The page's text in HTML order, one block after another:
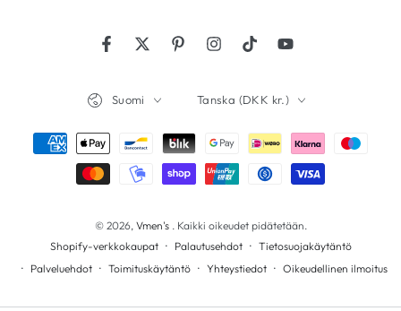
FacebookTwitterPinterestInstagramTikTokYouTube
© 2026, Vmen's . Kaikki oikeudet pidätetään.
Shopify-verkkokaupat
Palautusehdot
Tietosuojakäytäntö
Palveluehdot
Toimituskäytäntö Yhteystiedot Oikeudellinen ilmoitus
Suomi Tanska (DKK kr.)
Maksutavat